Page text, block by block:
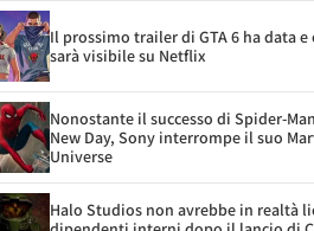
Il prossimo trailer di GTA 6 ha data e
sarà visibile su Netflix
Nonostante il successo di Spider-
New Day, Sony interrompe il suo
Universe
Halo Studios non avrebbe in realtà